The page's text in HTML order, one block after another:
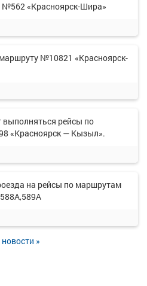
«Красноярск-Шира»
№10821 «Красноярск-
выполняться рейсы по
«Красноярск — Кызыл».
на рейсы по маршрутам
новости »